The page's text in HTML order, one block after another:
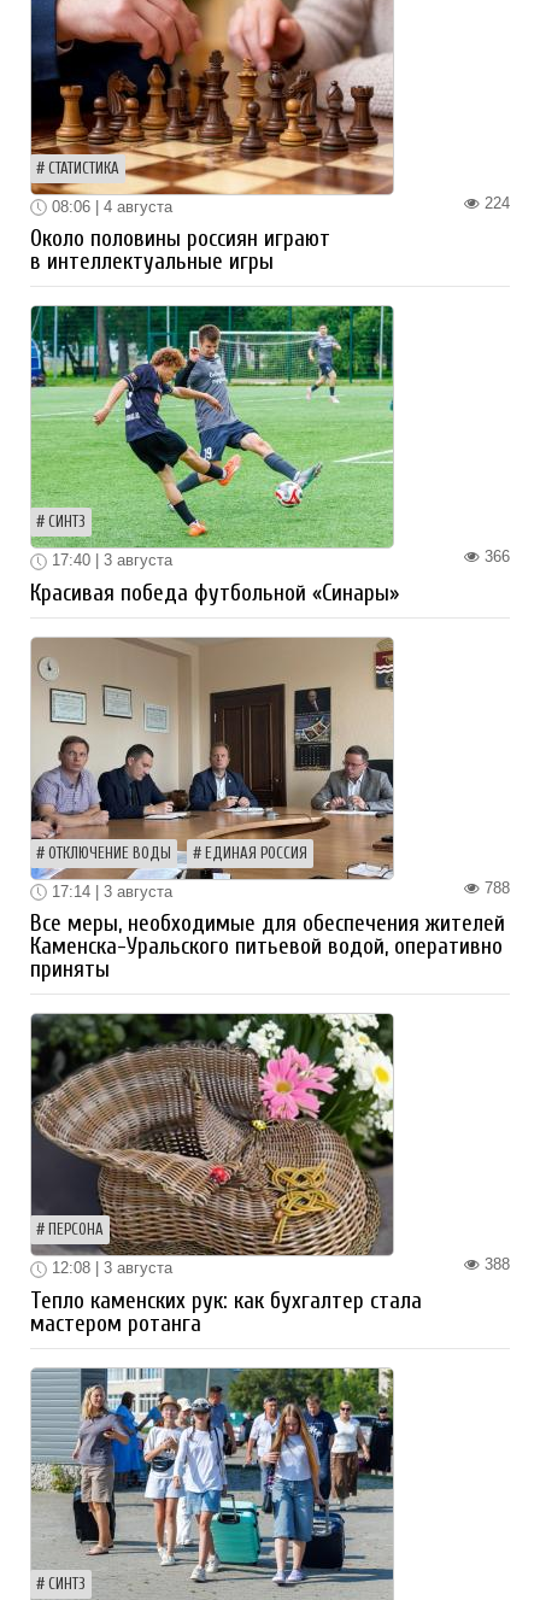
СТАТИСТИКА
224
08:06 | 4 августа
Около половины россиян играют
в интеллектуальные игры
СИНТЗ
366
17:40 | 3 августа
Красивая победа футбольной «Синары»
ОТКЛЮЧЕНИЕ ВОДЫ ЕДИНАЯ РОССИЯ
788
17:14 | 3 августа
Все меры, необходимые для обеспечения жителей
Каменска-Уральского питьевой водой, оперативно
приняты
ПЕРСОНА
388
12:08 | 3 августа
Тепло каменских рук: как бухгалтер стала
мастером ротанга
СИНТЗ